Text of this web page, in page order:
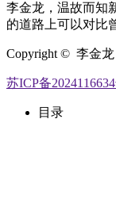
李金龙，温故而知
的道路上可以对比
Copyright © 李金
苏ICP备
目录